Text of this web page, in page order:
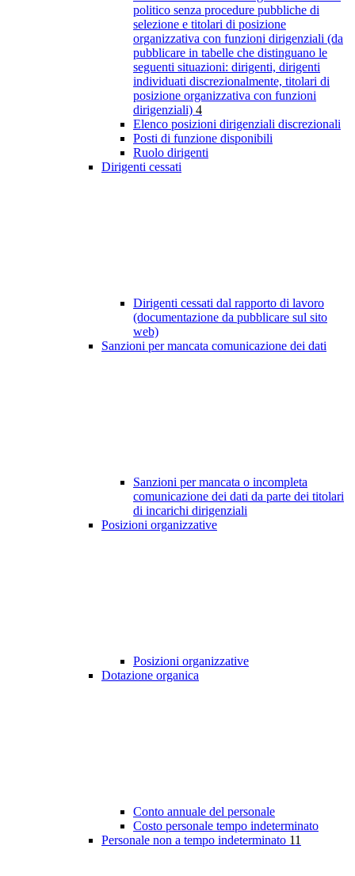
politico senza procedure pubbliche di
selezione e titolari di posizione
organizzativa con funzioni dirigenziali (da
pubblicare in tabelle che distinguano le
seguenti situazioni: dirigenti, dirigenti
individuati discrezionalmente, titolari di
posizione organizzativa con funzioni
dirigenziali) 4
Elenco posizioni dirigenziali discrezionali
Posti di funzione disponibili
Ruolo dirigenti
Dirigenti cessati
Dirigenti cessati dal rapporto di lavoro
(documentazione da pubblicare sul sito
web)
Sanzioni per mancata comunicazione dei dati
Sanzioni per mancata o incompleta
comunicazione dei dati da parte dei titolari
di incarichi dirigenziali
Posizioni organizzative
Posizioni organizzative
Dotazione organica
Conto annuale del personale
Costo personale tempo indeterminato
Personale non a tempo indeterminato 11